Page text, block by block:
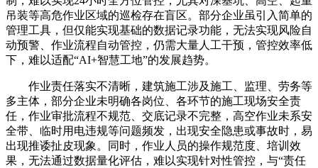
吊装等高危作业区域的巡检存在盲区。部分企业虽引入简单的
管理工具，但仅能实现基础的数据记录功能，无法实现风险自
动预警、作业流程自动管控，仍需大量人工干预，管控效率低
下，难以适配“AI+智慧工地”的发展趋势。
作业责任落实不清晰，建筑施工涉及施工、监理、劳务等
多主体，部分企业未明确各岗位、各环节的施工现场安全责
任，作业审批流程不规范、交底记录不完整，高空作业未系安
全带、临时用电违规等问题频发，出现安全隐患或事故时，易
出现推诿扯皮现象。同时，作业人员的操作规范度、培训效
果，无法通过数据量化评估，难以实现针对性管控，与“责任